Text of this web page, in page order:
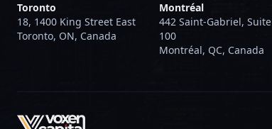
Toronto
18, 1400 King Street East
Toronto, ON, Canada
Montréal
442 Saint-Gabriel, Suite
100
Montréal, QC, Canada